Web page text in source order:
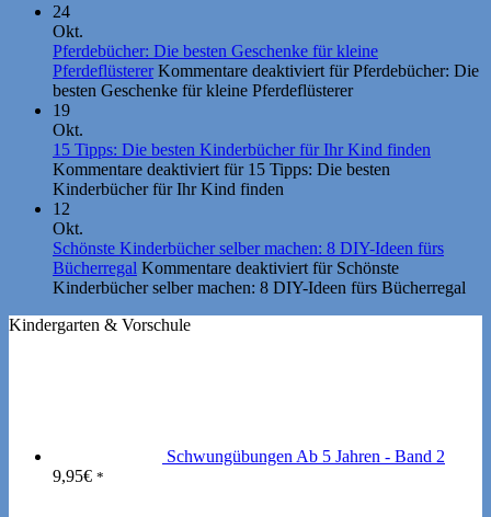
24
Okt.
Pferdebücher: Die besten Geschenke für kleine
Pferdeflüsterer Kommentare deaktiviert für Pferdebücher: Die
besten Geschenke für kleine Pferdeflüsterer
19
Okt.
15 Tipps: Die besten Kinderbücher für Ihr Kind finden
Kommentare deaktiviert für 15 Tipps: Die besten
Kinderbücher für Ihr Kind finden
12
Okt.
Schönste Kinderbücher selber machen: 8 DIY-Ideen fürs
Bücherregal Kommentare deaktiviert für Schönste
Kinderbücher selber machen: 8 DIY-Ideen fürs Bücherregal
Kindergarten & Vorschule
Schwungübungen Ab 5 Jahren - Band 2
9,95€ *